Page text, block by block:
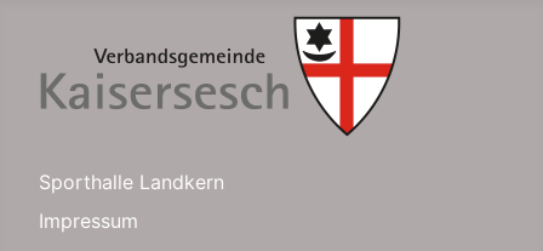
Sporthalle Landkern
Impressum